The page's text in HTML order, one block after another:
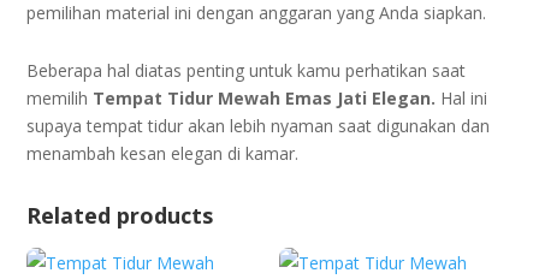
pemilihan material ini dengan anggaran yang Anda siapkan.
Beberapa hal diatas penting untuk kamu perhatikan saat
memilih Tempat Tidur Mewah Emas Jati Elegan. Hal ini
supaya tempat tidur akan lebih nyaman saat digunakan dan
menambah kesan elegan di kamar.
Related products